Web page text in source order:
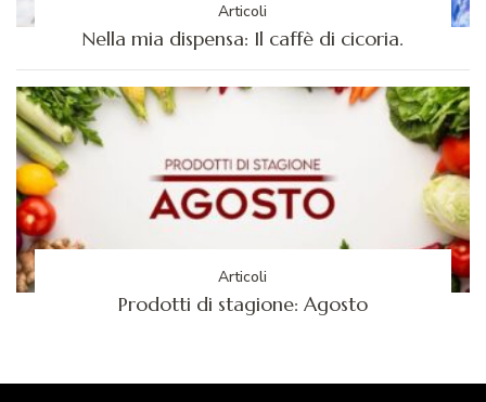
Articoli
Nella mia dispensa: Il caffè di cicoria.
Articoli
Prodotti di stagione: Agosto